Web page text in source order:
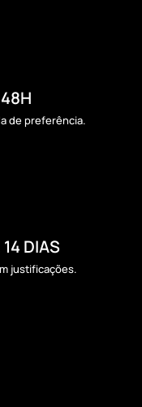
de preferência.
DIAS
justificações.